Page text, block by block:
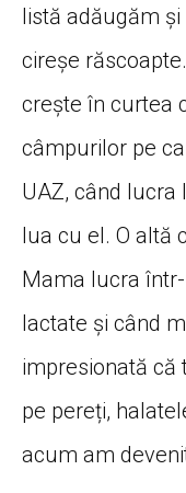
listă adăugăm
cireșe
crește în curtea
câmpurilor pe
UAZ, când
lua cu el. O altă
Mama lucra
lactate și când
impresionată că
pe pereți,
acum am